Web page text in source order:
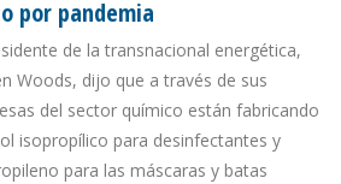
por pandemia
de la transnacional energética,
Woods, dijo que a través de sus
del sector químico están fabricando
isopropílico para desinfectantes y
para las máscaras y batas